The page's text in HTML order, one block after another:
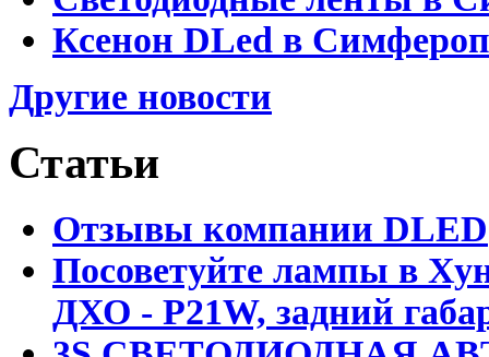
Ксенон DLed в
Другие новости
Статьи
Отзывы компании DLED
Посоветуйте лампы в
ДХО - P21W, задний